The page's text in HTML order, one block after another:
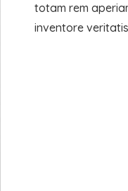
totam rem
inventore